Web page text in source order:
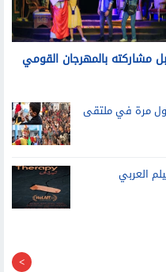
مشاركته بالمهرجان القومي
مرة في ملتقى
العربي